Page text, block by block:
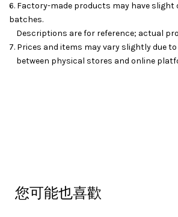
6. Factory-made products may have slight
batches.
Descriptions are for reference; actual
7. Prices and items may vary slightly due
between physical stores and online
您可能也喜歡